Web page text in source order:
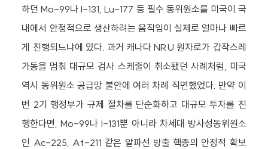
하던 Mo-99나 I-131, Lu-177 등 필수 동위원소를 미국이 국
내에서 안정적으로 생산하려는 움직임이 실제로 얼마나 빠르
게 진행되느냐에 있다. 과거 캐나다 NRU 원자로가 갑작스레
가동을 멈춰 대규모 검사 스케줄이 취소됐던 사례처럼, 미국
역시 동위원소 공급망 불안에 여러 차례 직면했었다. 만약 이
번 2기 행정부가 규제 절차를 단순화하고 대규모 투자를 진
행한다면, Mo-99나 I-131뿐 아니라 차세대 방사성동위원소
인 Ac-225, At-211 같은 알파선 방출 핵종의 안정적 확보